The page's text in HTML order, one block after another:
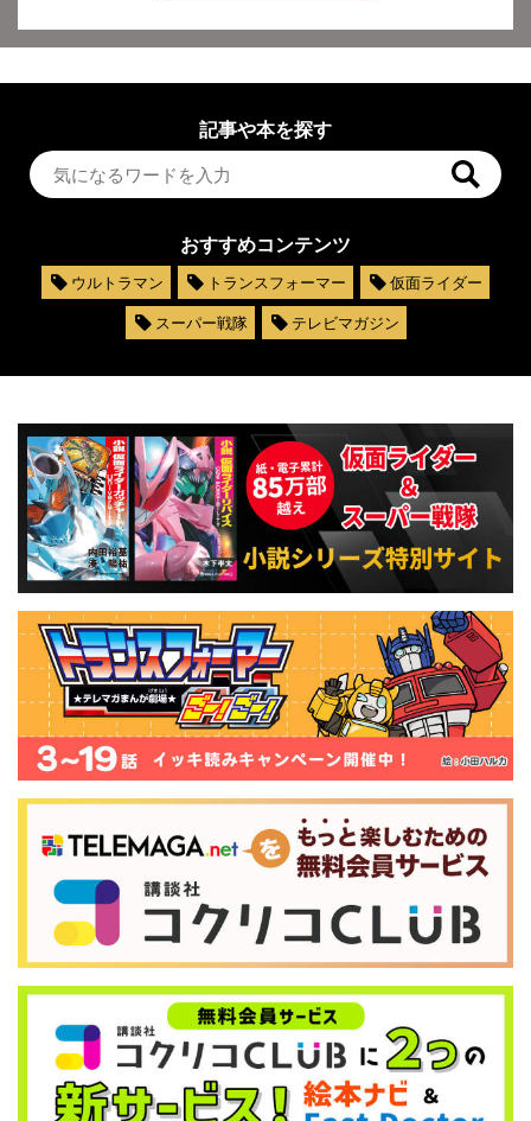
記事や本を探す
おすすめコンテンツ
ウルトラマン トランスフォーマー
仮面ライダー
スーパー戦隊
テレビマガジン